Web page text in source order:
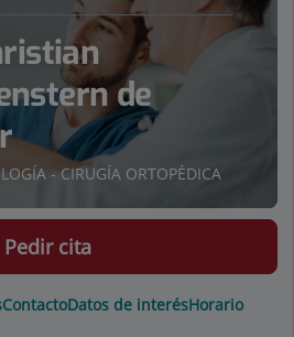
de
- CIRUGÍA ORTOPÉDICA
ContactoDatos de interésHorario
Pedir cita